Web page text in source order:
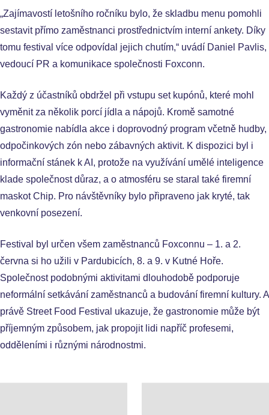
„Zajímavostí letošního ročníku bylo, že skladbu menu pomohli
sestavit přímo zaměstnanci prostřednictvím interní ankety. Díky
tomu festival více odpovídal jejich chutím,“ uvádí Daniel Pavlis,
vedoucí PR a komunikace společnosti Foxconn.
Každý z účastníků obdržel při vstupu set kupónů, které mohl
vyměnit za několik porcí jídla a nápojů. Kromě samotné
gastronomie nabídla akce i doprovodný program včetně hudby,
odpočinkových zón nebo zábavných aktivit. K dispozici byl i
informační stánek k AI, protože na využívání umělé inteligence
klade společnost důraz, a o atmosféru se staral také firemní
maskot Chip. Pro návštěvníky bylo připraveno jak kryté, tak
venkovní posezení.
Festival byl určen všem zaměstnanců Foxconnu – 1. a 2.
června si ho užili v Pardubicích, 8. a 9. v Kutné Hoře.
Společnost podobnými aktivitami dlouhodobě podporuje
neformální setkávání zaměstnanců a budování firemní kultury. A
právě Street Food Festival ukazuje, že gastronomie může být
příjemným způsobem, jak propojit lidi napříč profesemi,
odděleními i různými národnostmi.